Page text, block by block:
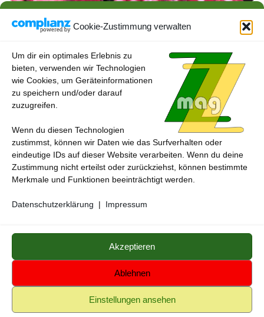
Cookie-Zustimmung verwalten
Um dir ein optimales Erlebnis zu
bieten, verwenden wir Technologien
wie Cookies, um Geräteinformationen
zu speichern und/oder darauf
zuzugreifen.
Wenn du diesen Technologien
zustimmst, können wir Daten wie das Surfverhalten oder
eindeutige IDs auf dieser Website verarbeiten. Wenn du deine
Zustimmung nicht erteilst oder zurückziehst, können bestimmte
Merkmale und Funktionen beeinträchtigt werden.
Datenschutzerklärung | Impressum
Akzeptieren
Ablehnen
Einstellungen ansehen
Neue Kennzeichnungspflicht an der Fleischtheke ab 1.
22. JANUAR 2024
Medienangebotes sind durch die Marken- und Urheberechte der
jeweiligen Rechteinhaber geschützt, und dienen lediglich der
Berichterstattung und Verdeutlichung der hier veröffentlichten Inhalte